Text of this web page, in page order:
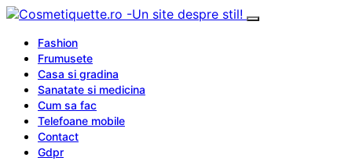
Fashion
Frumusete
Casa si gradina
Sanatate si medicina
Cum sa fac
Telefoane mobile
Contact
Gdpr